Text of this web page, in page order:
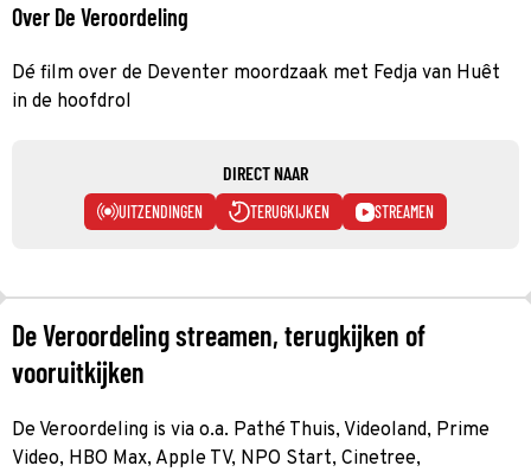
Over De Veroordeling
Dé film over de Deventer moordzaak met Fedja van Huêt
in de hoofdrol
DIRECT NAAR
UITZENDINGEN TERUGKIJKEN STREAMEN
De Veroordeling streamen, terugkijken of
vooruitkijken
De Veroordeling is via o.a. Pathé Thuis, Videoland, Prime
Video, HBO Max, Apple TV, NPO Start, Cinetree,